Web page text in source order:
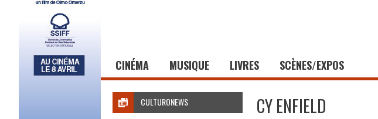
CINÉMA MUSIQUE LIVRES SCÈNES/EXPOS
CY ENFIELD
CULTURONEWS